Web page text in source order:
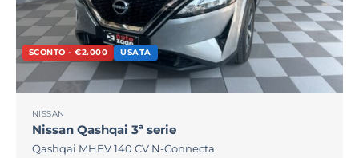
SCONTO - €2.000 USATA
NISSAN
Nissan Qashqai 3ª serie
Qashqai MHEV 140 CV N-Connecta